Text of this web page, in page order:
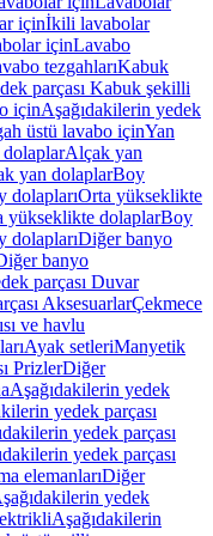
içinİkili lavabolar
içinLavabo
tezgahlarıKabuk
parçası Kabuk şekilli
içinAşağıdakilerin yedek
üstü lavabo içinYan
dolaplarAlçak yan
yan dolaplarBoy
dolaplarıOrta yükseklikte
yükseklikte dolaplarBoy
dolaplarıDiğer banyo
banyo
parçası Duvar
AksesuarlarÇekmece
ve havlu
Ayak setleriManyetik
PrizlerDiğer
Aşağıdakilerin yedek
yedek parçası
yedek parçası
yedek parçası
elemanlarıDiğer
yedek
Aşağıdakilerin